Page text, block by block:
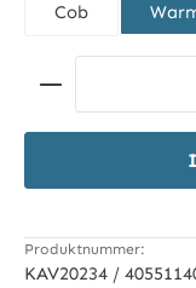
Cob
Produkt
Produktnummer:
KAV20234 /